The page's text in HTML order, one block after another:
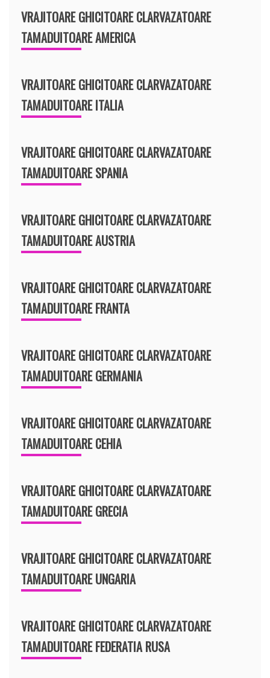
VRAJITOARE GHICITOARE CLARVAZATOARE
TAMADUITOARE AMERICA
VRAJITOARE GHICITOARE CLARVAZATOARE
TAMADUITOARE ITALIA
VRAJITOARE GHICITOARE CLARVAZATOARE
TAMADUITOARE SPANIA
VRAJITOARE GHICITOARE CLARVAZATOARE
TAMADUITOARE AUSTRIA
VRAJITOARE GHICITOARE CLARVAZATOARE
TAMADUITOARE FRANTA
VRAJITOARE GHICITOARE CLARVAZATOARE
TAMADUITOARE GERMANIA
VRAJITOARE GHICITOARE CLARVAZATOARE
TAMADUITOARE CEHIA
VRAJITOARE GHICITOARE CLARVAZATOARE
TAMADUITOARE GRECIA
VRAJITOARE GHICITOARE CLARVAZATOARE
TAMADUITOARE UNGARIA
VRAJITOARE GHICITOARE CLARVAZATOARE
TAMADUITOARE FEDERATIA RUSA